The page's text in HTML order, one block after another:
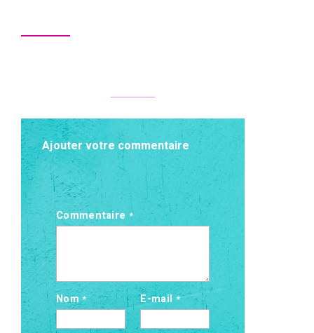
Ajouter votre commentaire
Commentaire *
Nom* E-mail *